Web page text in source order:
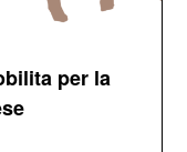
per la